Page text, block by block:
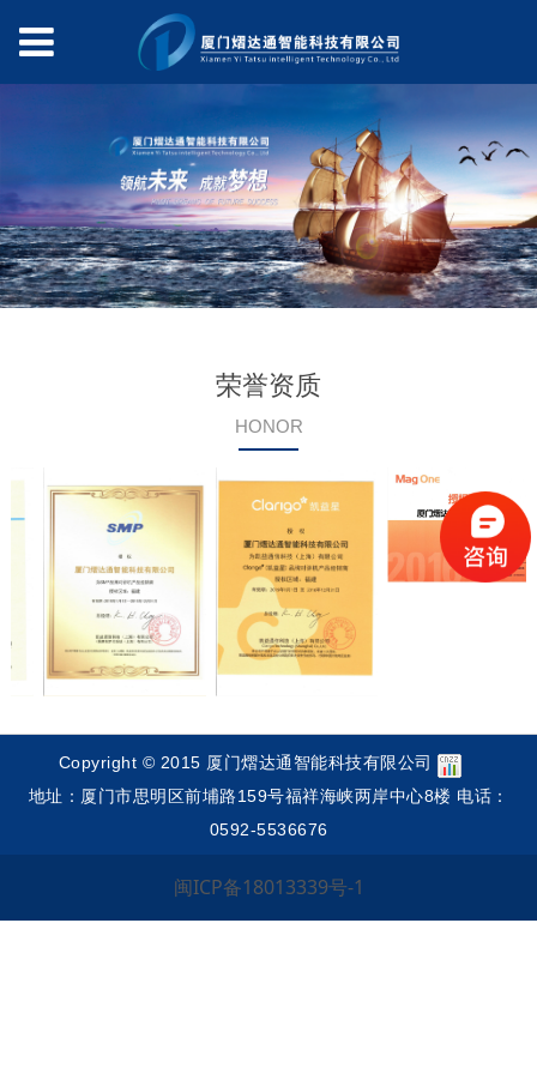
荣誉资质
HONOR
Copyright © 2015 厦门熠达通智能科技有限公司
地址：厦门市思明区前埔路159号福祥海峡两岸中心8楼 电话：
0592-5536676
闽ICP备18013339号-1